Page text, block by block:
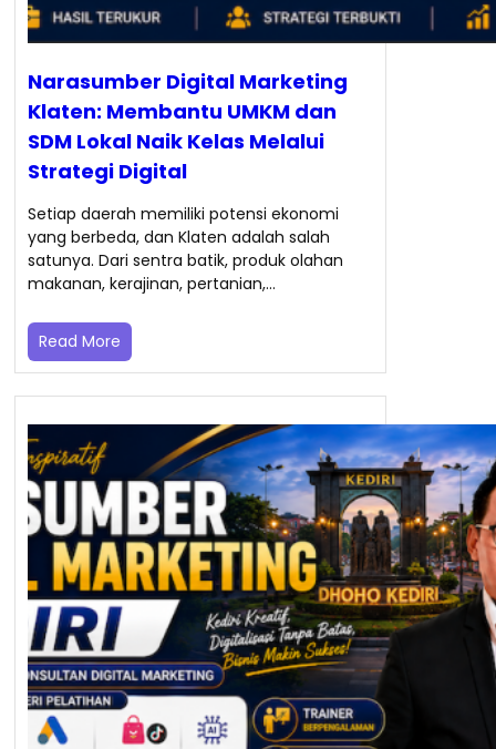
Narasumber Digital Marketing
Klaten: Membantu UMKM dan
SDM Lokal Naik Kelas Melalui
Strategi Digital
Setiap daerah memiliki potensi ekonomi
yang berbeda, dan Klaten adalah salah
satunya. Dari sentra batik, produk olahan
makanan, kerajinan, pertanian,…
Read More